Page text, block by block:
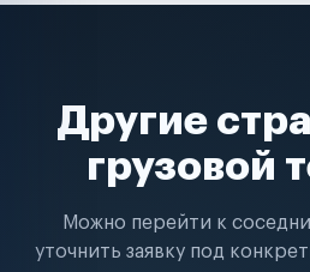
Другие
грузовой
Можно перейти к
уточнить заявку под